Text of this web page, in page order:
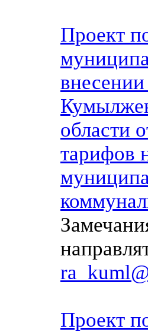
Проект
области
тарифов
Проект